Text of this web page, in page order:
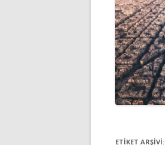
ETIKET ARŞIVI: